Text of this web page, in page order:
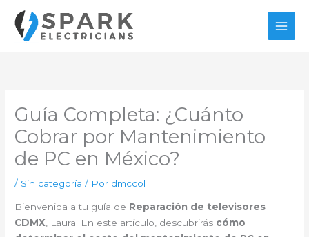
contenido
Guía Completa: ¿Cuánto
Cobrar por Mantenimiento
de PC en México?
/ Sin categoría / Por dmccol
Bienvenida a tu guía de Reparación de televisores
CDMX, Laura. En este artículo, descubrirás cómo